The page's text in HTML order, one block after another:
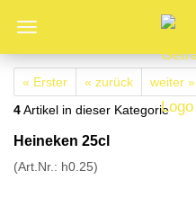
« Erster « zurück
weiter »
4Artikel in dieser Kategorie
Heineken 25cl
(Art.Nr.: h0.25)